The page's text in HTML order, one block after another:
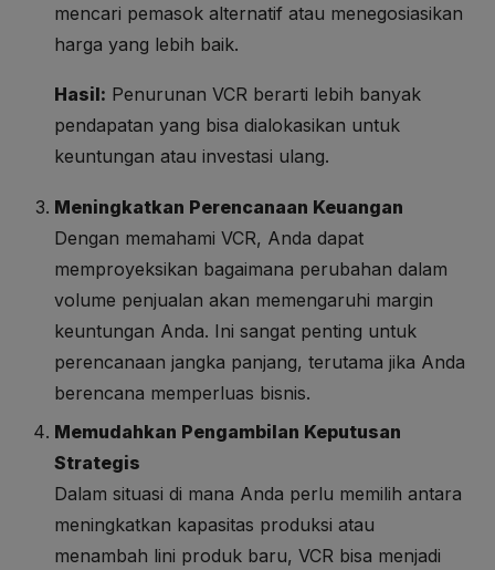
mencari pemasok alternatif atau menegosiasikan
harga yang lebih baik.
Hasil: Penurunan VCR berarti lebih banyak
pendapatan yang bisa dialokasikan untuk
keuntungan atau investasi ulang.
Meningkatkan Perencanaan Keuangan
Dengan memahami VCR, Anda dapat
memproyeksikan bagaimana perubahan dalam
volume penjualan akan memengaruhi margin
keuntungan Anda. Ini sangat penting untuk
perencanaan jangka panjang, terutama jika Anda
berencana memperluas bisnis.
Memudahkan Pengambilan Keputusan
Strategis
Dalam situasi di mana Anda perlu memilih antara
meningkatkan kapasitas produksi atau
menambah lini produk baru, VCR bisa menjadi